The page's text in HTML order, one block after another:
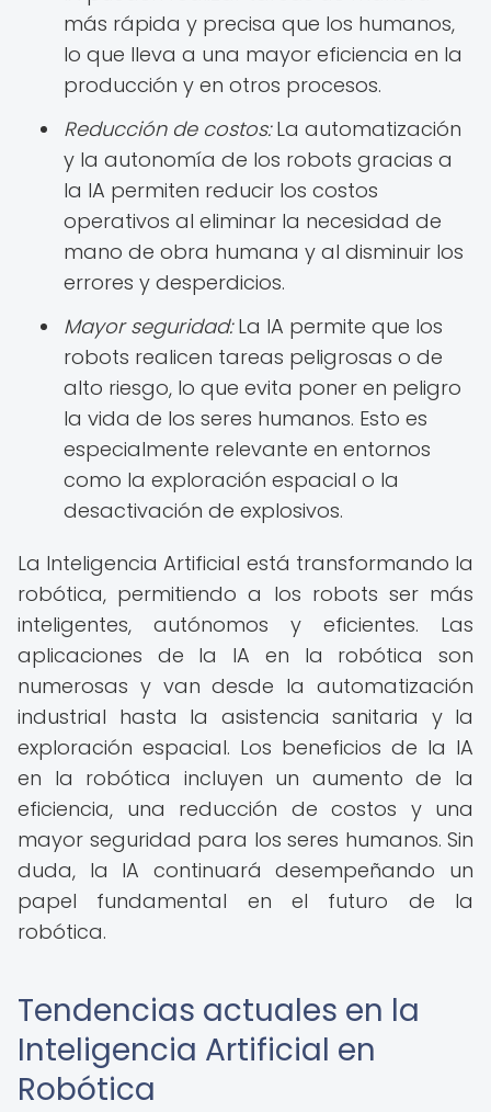
más rápida y precisa que los humanos,
lo que lleva a una mayor eficiencia en la
producción y en otros procesos.
Reducción de costos:La automatización
y la autonomía de los robots gracias a
la IA permiten reducir los costos
operativos al eliminar la necesidad de
mano de obra humana y al disminuir los
errores y desperdicios.
Mayor seguridad:La IA permite que los
robots realicen tareas peligrosas o de
alto riesgo, lo que evita poner en peligro
la vida de los seres humanos. Esto es
especialmente relevante en entornos
como la exploración espacial o la
desactivación de explosivos.
La Inteligencia Artificial está transformando la
robótica, permitiendo a los robots ser más
inteligentes, autónomos y eficientes. Las
aplicaciones de la IA en la robótica son
numerosas y van desde la automatización
industrial hasta la asistencia sanitaria y la
exploración espacial. Los beneficios de la IA
en la robótica incluyen un aumento de la
eficiencia, una reducción de costos y una
mayor seguridad para los seres humanos. Sin
duda, la IA continuará desempeñando un
papel fundamental en el futuro de la
robótica.
Tendencias actuales en la
Inteligencia Artificial en
Robótica